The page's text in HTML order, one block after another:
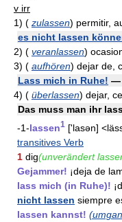
v irr
1) ( zulassen) permitir,
es nicht lassen
2) ( veranlassen)
3) ( aufhören) dejar de,
Lass mich in Ruhe! —
4) ( überlassen) dejar,
Das muss man ihr
-1-lassen1 ['lasən]
transitives Verb
1 dig(unverändert
Gejammer! ¡deja de
lass mich (in Ruhe)!
nicht lassen siempre
lassen kannst!